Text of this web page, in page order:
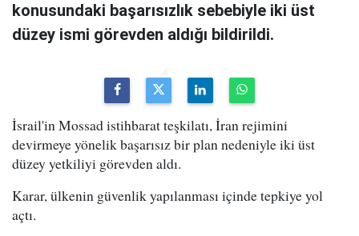
konusundaki başarısızlık sebebiyle iki üst
düzey ismi görevden aldığı bildirildi.
İsrail'in Mossad istihbarat teşkilatı, İran rejimini
devirmeye yönelik başarısız bir plan nedeniyle iki üst
düzey yetkiliyi görevden aldı.
Karar, ülkenin güvenlik yapılanması içinde tepkiye yol
açtı.